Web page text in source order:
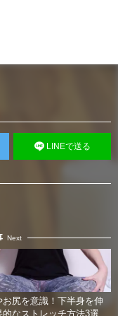
LINEで送る
Next
お尻を意識！下半身を伸
的なストレッチ方法3選